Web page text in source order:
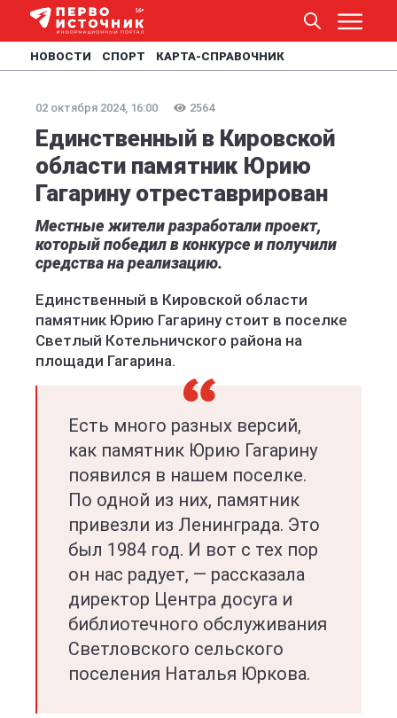
НОВОСТИ СПОРТ КАРТА-СПРАВОЧНИК
02 октября 2024, 16:00 2564
Единственный в Кировской
области памятник Юрию
Гагарину отреставрирован
Местные жители разработали проект,
который победил в конкурсе и получили
средства на реализацию.
Единственный в Кировской области
памятник Юрию Гагарину стоит в поселке
Светлый Котельничского района на
площади Гагарина.
Есть много разных версий,
как памятник Юрию Гагарину
появился в нашем поселке.
По одной из них, памятник
привезли из Ленинграда. Это
был 1984 год. И вот с тех пор
он нас радует, — рассказала
директор Центра досуга и
библиотечного обслуживания
Светловского сельского
поселения Наталья Юркова.